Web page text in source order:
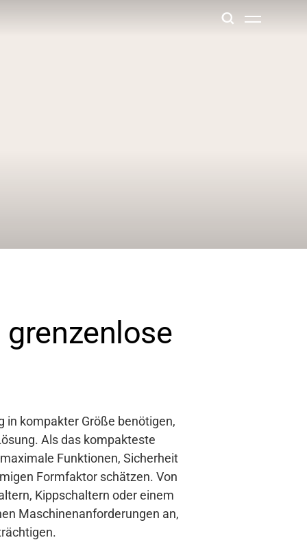
in kompakter Größe benötigen,
Als das kompakteste
Funktionen, Sicherheit
Formfaktor schätzen. Von
Kippschaltern oder einem
Maschinenanforderungen an,